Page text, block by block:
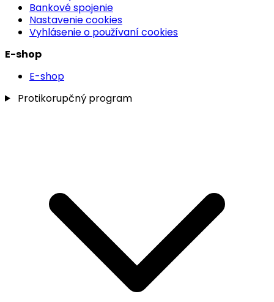
Bankové spojenie
Nastavenie cookies
Vyhlásenie o používaní cookies
E-shop
E-shop
Protikorupčný program